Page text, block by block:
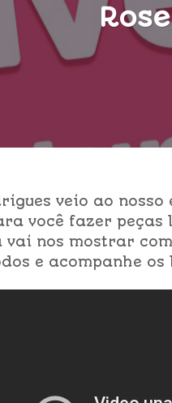
veio ao
você fazer peças
vai nos mostrar
e acompanhe